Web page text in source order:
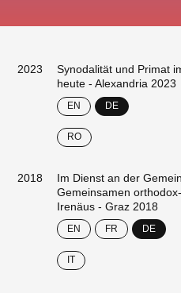
2023
Synodalität und Primat
heute - Alexandria 2023
EN DE
RO
2018
Im Dienst an der
Gemeinsamen
Irenäus - Graz 2018
EN FR DE
IT